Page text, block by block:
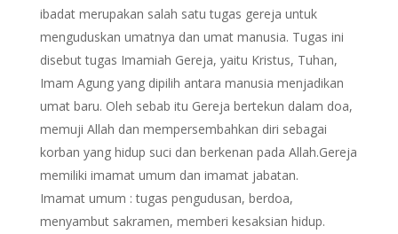
ibadat merupakan salah satu tugas gereja untuk
menguduskan umatnya dan umat manusia. Tugas ini
disebut tugas Imamiah Gereja, yaitu Kristus, Tuhan,
Imam Agung yang dipilih antara manusia menjadikan
umat baru. Oleh sebab itu Gereja bertekun dalam doa,
memuji Allah dan mempersembahkan diri sebagai
korban yang hidup suci dan berkenan pada Allah.Gereja
memiliki imamat umum dan imamat jabatan.
Imamat umum : tugas pengudusan, berdoa,
menyambut sakramen, memberi kesaksian hidup.